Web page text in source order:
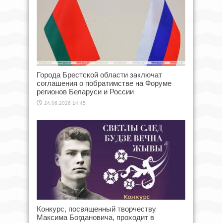
Города Брестской области заключат
соглашения о побратимстве на Форуме
регионов Беларуси и России
24.06.2026 14:45
Конкурс, посвященный творчеству
Максима Богдановича, проходит в